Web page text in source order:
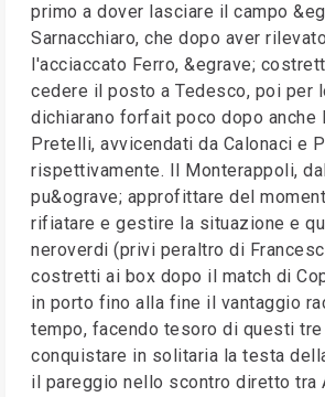
primo a dover lasciare il campo
Sarnacchiaro, che dopo aver
l'acciaccato Ferro, &egrave;
cedere il posto a Tedesco, poi per
dichiarano forfait poco dopo anche
Pretelli, avvicendati da Calonaci e
rispettivamente. Il Monterappoli,
pu&ograve; approfittare del
rifiatare e gestire la situazione e
neroverdi (privi peraltro di
costretti ai box dopo il match di
in porto fino alla fine il vantaggio
tempo, facendo tesoro di questi
conquistare in solitaria la testa
il pareggio nello scontro diretto tra